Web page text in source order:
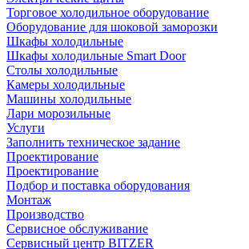
Торговое холодильное оборудование
Оборудование для шоковой заморозки
Шкафы холодильные
Шкафы холодильные Smart Door
Столы холодильные
Камеры холодильные
Машины холодильные
Лари морозильные
Услуги
Заполнить техническое задание
Проектирование
Проектирование
Подбор и поставка оборудования
Монтаж
Производство
Сервисное обслуживание
Сервисный центр BITZER